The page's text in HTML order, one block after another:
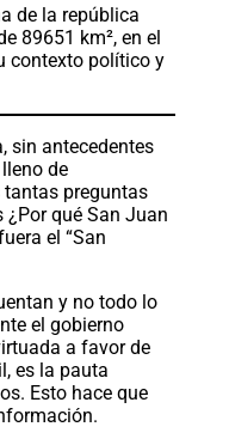
de la república
89651 km², en el
contexto político y
sin antecedentes
de
preguntas
qué San Juan
el “San
y no todo lo
el gobierno
a favor de
es la pauta
Esto hace que